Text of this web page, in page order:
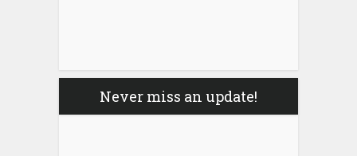
Never miss an update!